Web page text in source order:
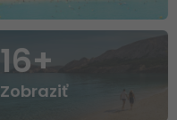
16+
Zobraziť